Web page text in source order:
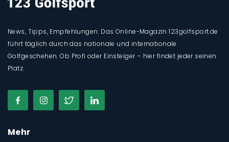
News, Tipps, Empfehlungen: Das Online-Magazin 123golfsport.de
führt täglich durch das nationale und internationale
Golfgeschehen. Ob Profi oder Einsteiger – hier findet jeder seinen
Platz.
Mehr